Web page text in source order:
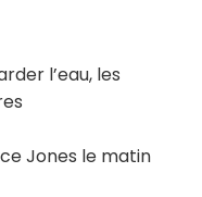
l’eau, les
Jones le matin